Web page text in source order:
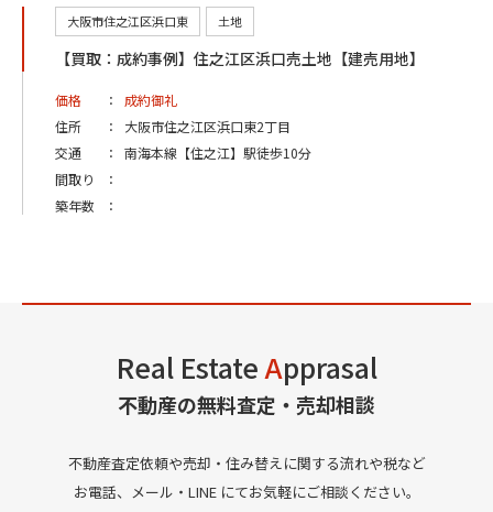
大阪市住之江区浜口東 土地
【買取：成約事例】住之江区浜口売土地【建売用地】
価格 ：
成約御礼
住所
：
大阪市住之江区浜口東2丁目
交通
：
南海本線【住之江】駅徒歩10分
間取り
：
築年数
：
Real EstateApprasal
不動産の無料査定・売却相談
不動産査定依頼や売却・住み替えに関する流れや税など
お電話、メール・LINE にてお気軽にご相談ください。